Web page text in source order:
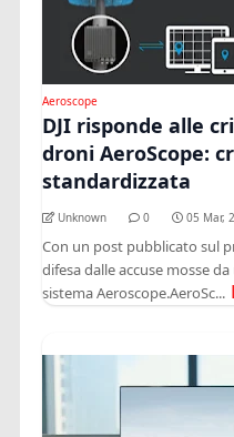
Aeroscope
DJI risponde alle
droni AeroScope:
standardizzata
Unknown 0 05 Mar,
Con un post pubblicato sul
difesa dalle accuse mosse
sistema Aeroscope.AeroSc...